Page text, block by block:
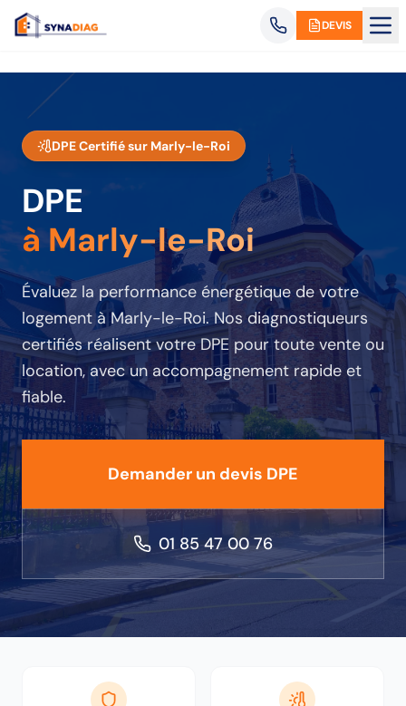
DEVIS
DPE Certifié sur Marly-le-Roi
DPE
à Marly-le-Roi
Évaluez la performance énergétique de votre
logementà Marly-le-Roi. Nos diagnostiqueurs
certifiés réalisent votre DPE pour toute vente ou
location, avec un accompagnement rapide et
fiable.
Demander un devis DPE
01 85 47 00 76
Panneau de gestion des cookies